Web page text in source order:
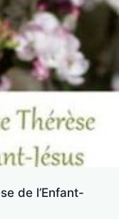
de l’Enfant-